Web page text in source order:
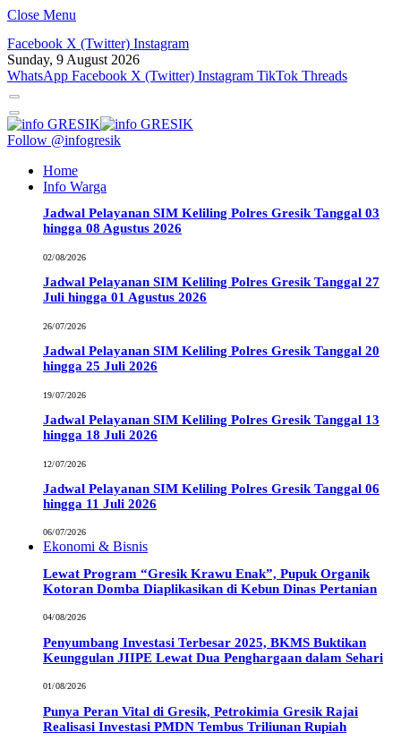
Close Menu
Facebook X (Twitter) Instagram
Sunday, 9 August 2026
WhatsApp Facebook X (Twitter) Instagram TikTok Threads
Follow @infogresik
Home
Info Warga
Jadwal Pelayanan SIM Keliling Polres Gresik Tanggal 03
hingga 08 Agustus 2026
02/08/2026
Jadwal Pelayanan SIM Keliling Polres Gresik Tanggal 27
Juli hingga 01 Agustus 2026
26/07/2026
Jadwal Pelayanan SIM Keliling Polres Gresik Tanggal 20
hingga 25 Juli 2026
19/07/2026
Jadwal Pelayanan SIM Keliling Polres Gresik Tanggal 13
hingga 18 Juli 2026
12/07/2026
Jadwal Pelayanan SIM Keliling Polres Gresik Tanggal 06
hingga 11 Juli 2026
06/07/2026
Ekonomi & Bisnis
Lewat Program “Gresik Krawu Enak”, Pupuk Organik
Kotoran Domba Diaplikasikan di Kebun Dinas Pertanian
04/08/2026
Penyumbang Investasi Terbesar 2025, BKMS Buktikan
Keunggulan JIIPE Lewat Dua Penghargaan dalam Sehari
01/08/2026
Punya Peran Vital di Gresik, Petrokimia Gresik Rajai
Realisasi Investasi PMDN Tembus Triliunan Rupiah